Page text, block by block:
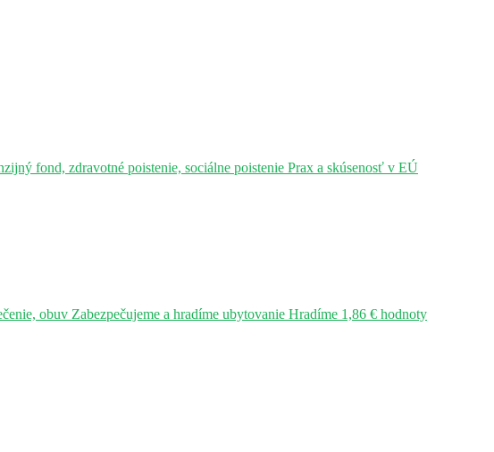
fond, zdravotné poistenie, sociálne poistenie Prax a skúsenosť v EÚ
obuv Zabezpečujeme a hradíme ubytovanie Hradíme 1,86 € hodnoty